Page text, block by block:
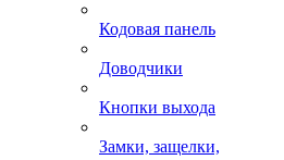
Кодовая панель
Доводчики
Кнопки выхода
Замки, защелки,